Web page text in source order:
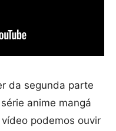
da segunda parte
anime mangá
vídeo podemos ouvir